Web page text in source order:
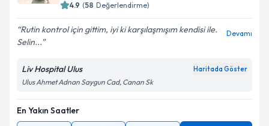
4.9 (58 Değerlendirme)
Rutin kontrol için gittim, iyi ki karşılaşmışım kendisi ile.
Selin...
Devamı
Liv Hospital Ulus Haritada Göster
Ulus Ahmet Adnan Saygun Cad, Canan Sk
En Yakın Saatler